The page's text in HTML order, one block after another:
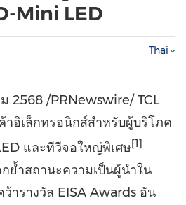
Mini LED
Thai
2568 /PRNewswire/ TCL
อิเล็กทรอนิกส์สำหรับผู้บริโภค
และทีวีจอใหญ่พิเศษ[1]
ย้ำสถานะความเป็นผู้นำใน
ารางวัล EISA Awards อัน